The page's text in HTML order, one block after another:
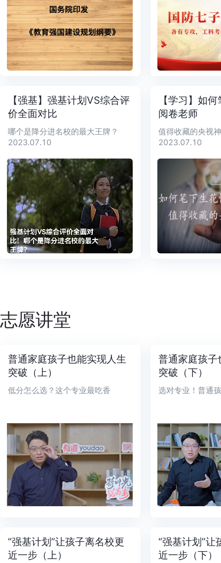
【强基】强基计划VS综合评
价全面对比
哪个是降分进名校的最大王牌？
2023.07.10
【学习】如
阅卷老师
值得收藏的央视
2023.07.10
志愿讲堂
普通家庭孩子也能实现人生
突破（上）
低分怎么选？这个专业最吃香
普通家庭孩子
突破（下）
选对专业！普通
“强基计划”让孩子离名校更
近一步（上）
“强基计划”让
近一步（下）